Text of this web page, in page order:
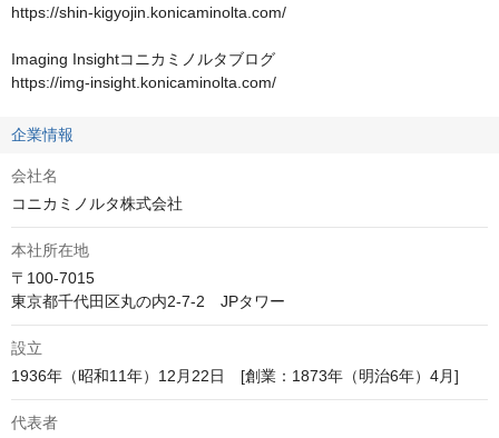
https://shin-kigyojin.konicaminolta.com/
Imaging Insightコニカミノルタブログ
https://img-insight.konicaminolta.com/
企業情報
会社名
コニカミノルタ株式会社
本社所在地
〒100-7015
東京都千代田区丸の内2-7-2　JPタワー
設立
1936年（昭和11年）12月22日　[創業：1873年（明治6年）4月]
代表者